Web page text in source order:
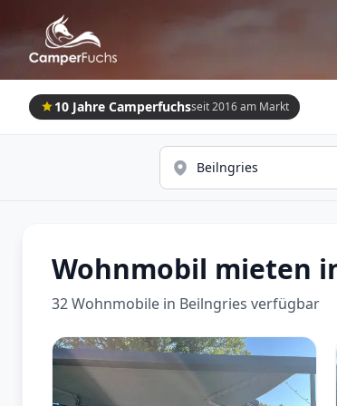
10 Jahre Camperfuchsseit 2016 am Markt
Wohnmobil mieten
32 Wohnmobile in Beilngries verfügbar